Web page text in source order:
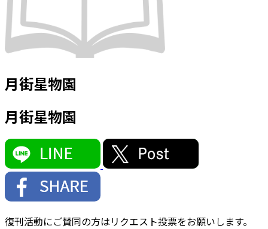
月街星物園
月街星物園
復刊活動にご賛同の方はリクエスト投票をお願いします。